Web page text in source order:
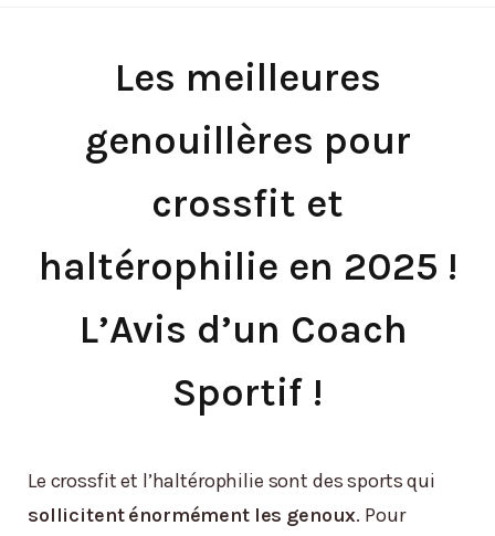
Les meilleures
genouillères pour
crossfit et
haltérophilie en 2025 !
L’Avis d’un Coach
Sportif !
Le crossfit et l’haltérophilie sont des sports qui
sollicitent énormément les genoux. Pour